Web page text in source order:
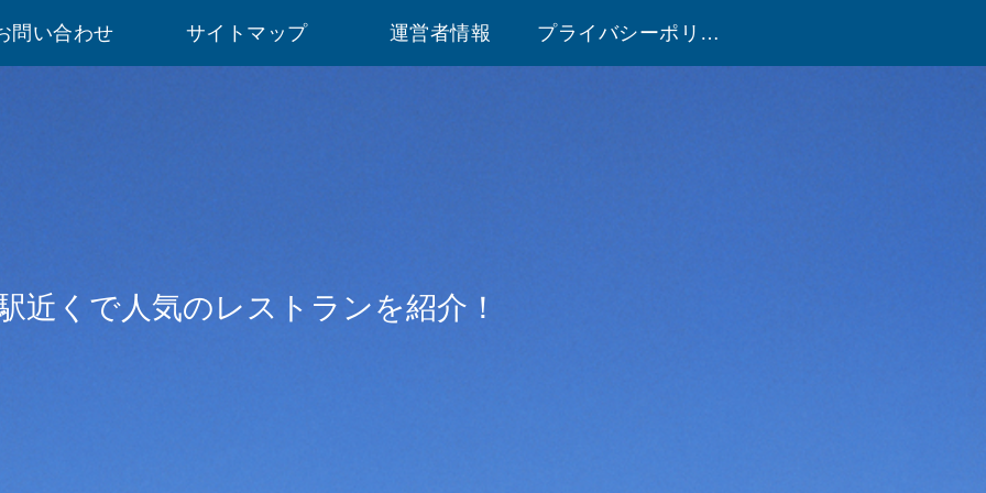
近くで人気のレストランを紹介！
問い合わせ サイトマップ 運営者情報 プライバシーポリシー